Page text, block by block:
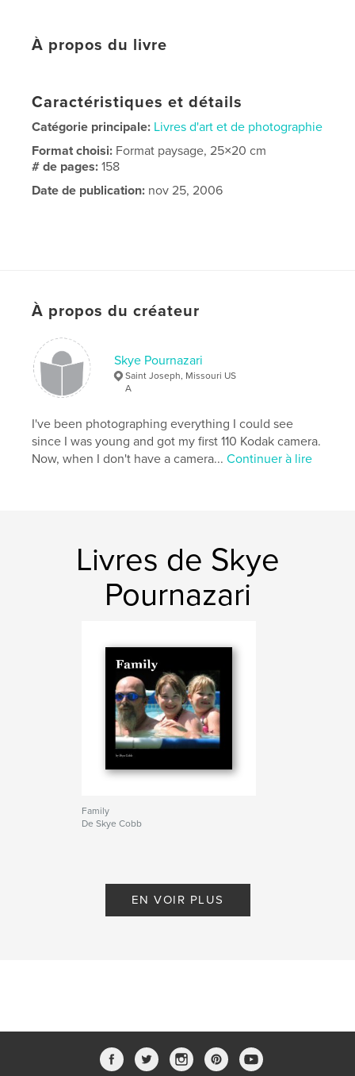
À propos du livre
Caractéristiques et détails
Catégorie principale: Livres d'art et de photographie
Format choisi: Format paysage, 25×20 cm
# de pages:158
Date de publication: nov 25, 2006
À propos du créateur
Skye Pournazari
Saint Joseph, Missouri US
A
I've been photographing everything I could see
since I was young and got my first 110 Kodak camera.
Now, when I don't have a camera...Continuer à lire
Livres de Skye
Pournazari
Family
De Skye Cobb
EN VOIR PLUS